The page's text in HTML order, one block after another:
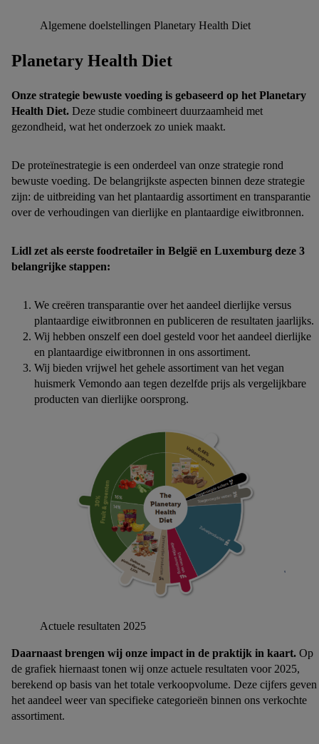
Algemene doelstellingen Planetary Health Diet
Planetary Health Diet
Onze strategie bewuste voeding is gebaseerd op het Planetary
Health Diet. Deze studie combineert duurzaamheid met
gezondheid, wat het onderzoek zo uniek maakt.
De proteïnestrategie is een onderdeel van onze strategie rond
bewuste voeding. De belangrijkste aspecten binnen deze strategie
zijn: de uitbreiding van het plantaardig assortiment en transparantie
over de verhoudingen van dierlijke en plantaardige eiwitbronnen.
Lidl zet als eerste foodretailer in België en Luxemburg deze 3
belangrijke stappen:
We creëren transparantie over het aandeel dierlijke versus
plantaardige eiwitbronnen en publiceren de resultaten jaarlijks.
Wij hebben onszelf een doel gesteld voor het aandeel dierlijke
en plantaardige eiwitbronnen in ons assortiment.
Wij bieden vrijwel het gehele assortiment van het vegan
huismerk Vemondo aan tegen dezelfde prijs als vergelijkbare
producten van dierlijke oorsprong.
Actuele resultaten 2025
Daarnaast brengen wij onze impact in de praktijk in kaart. Op
de grafiek hiernaast tonen wij onze actuele resultaten voor 2025,
berekend op basis van het totale verkoopvolume. Deze cijfers geven
het aandeel weer van specifieke categorieën binnen ons verkochte
assortiment.